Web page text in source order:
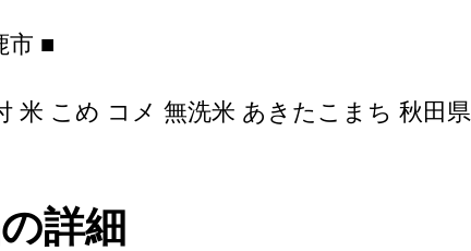
市 ■
米 こめ コメ 無洗米 あきたこまち 秋田県
詳細